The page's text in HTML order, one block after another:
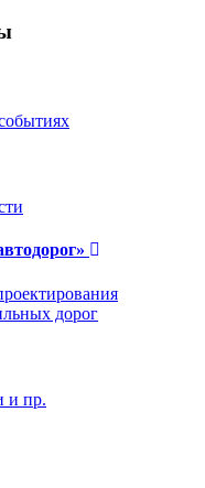
дорог
и пр.